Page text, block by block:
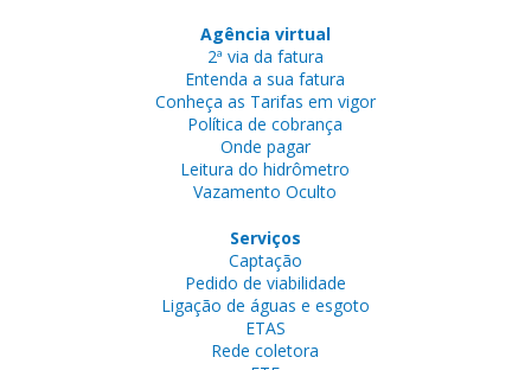
Agência virtual
2ª via da fatura
Entenda a sua fatura
Conheça as Tarifas em vigor
Política de cobrança
Onde pagar
Leitura do hidrômetro
Vazamento Oculto
Serviços
Captação
Pedido de viabilidade
Ligação de águas e esgoto
ETAS
Rede coletora